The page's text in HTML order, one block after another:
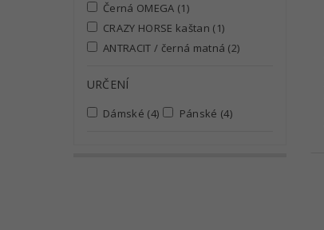
Černá OMEGA (1)
CRAZY HORSE kaštan (1)
ANTRACIT / černá matná (2)
URČENÍ
Dámské (4) Pánské (4)